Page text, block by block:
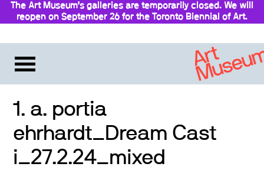
The Art Museum’s galleries are temporarily closed. We will
reopen on September 26 for the Toronto Biennial of Art.
1. a. portia
ehrhardt_Dream Cast
i_27.2.24_mixed